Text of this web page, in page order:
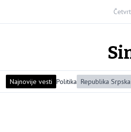
Najnovije vesti Politika Republika Srpska